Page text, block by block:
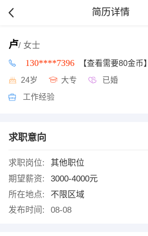
简历详情
卢/ 女士
130****7396 【查看需要80金币】
24岁 大专 已婚
工作经验
求职意向
求职岗位:
其他职位
期望薪资:
3000-4000元
所在地点:
不限区域
发布时间:
08-08